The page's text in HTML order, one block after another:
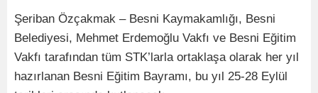
Şeriban Özçakmak – Besni Kaymakamlığı, Besni
Belediyesi, Mehmet Erdemoğlu Vakfı ve Besni Eğitim
Vakfı tarafından tüm STK’larla ortaklaşa olarak her yıl
hazırlanan Besni Eğitim Bayramı, bu yıl 25-28 Eylül